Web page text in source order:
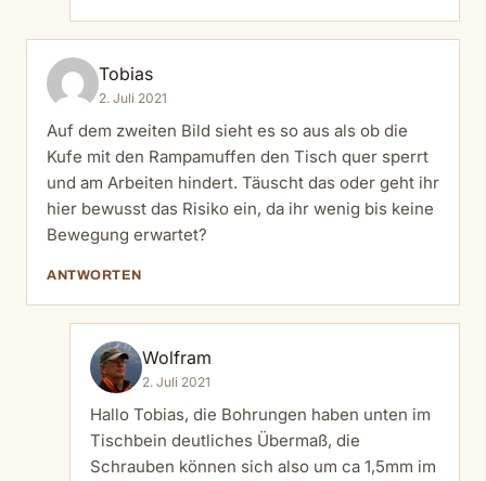
Tobias
2. Juli 2021
Auf dem zweiten Bild sieht es so aus als ob die
Kufe mit den Rampamuffen den Tisch quer sperrt
und am Arbeiten hindert. Täuscht das oder geht ihr
hier bewusst das Risiko ein, da ihr wenig bis keine
Bewegung erwartet?
ANTWORTEN
Wolfram
2. Juli 2021
Hallo Tobias, die Bohrungen haben unten im
Tischbein deutliches Übermaß, die
Schrauben können sich also um ca 1,5mm im